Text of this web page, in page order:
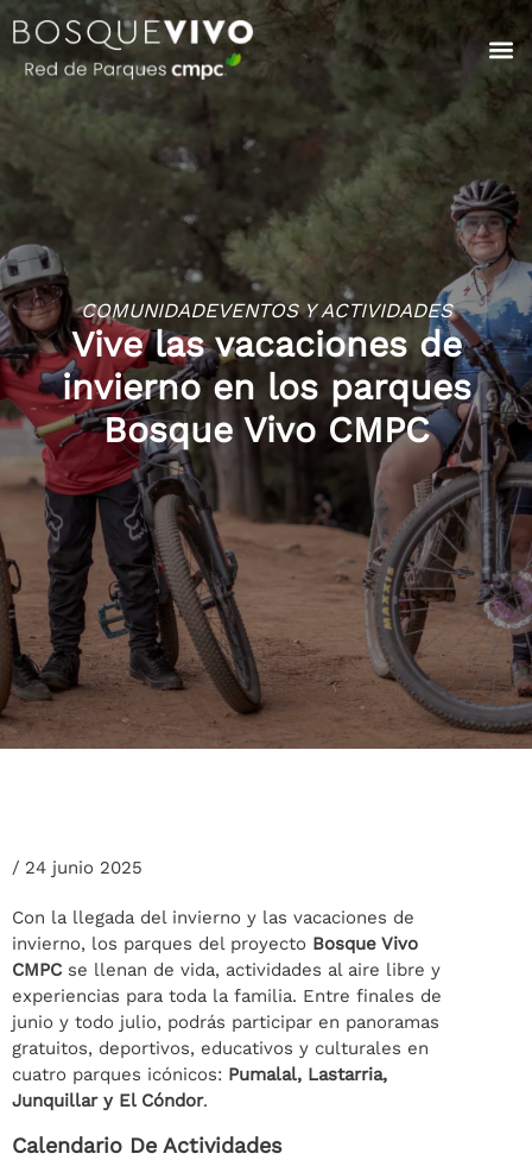
COMUNIDADEVENTOS Y ACTIVIDADES
Vive las vacaciones de
invierno en los parques
Bosque Vivo CMPC
/ 24 junio 2025
Con la llegada del invierno y las vacaciones de
invierno, los parques del proyecto Bosque Vivo
CMPC se llenan de vida, actividades al aire libre y
experiencias para toda la familia. Entre finales de
junio y todo julio, podrás participar en panoramas
gratuitos, deportivos, educativos y culturales en
cuatro parques icónicos: Pumalal, Lastarria,
Junquillar y El Cóndor.
Calendario De Actividades